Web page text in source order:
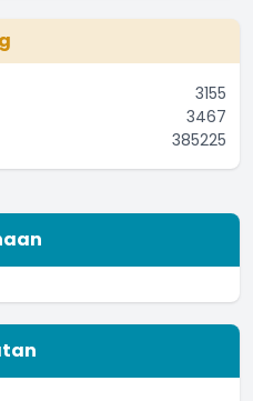
3155
3467
385225